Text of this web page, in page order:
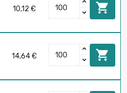
10,12 € 
14,64 € 